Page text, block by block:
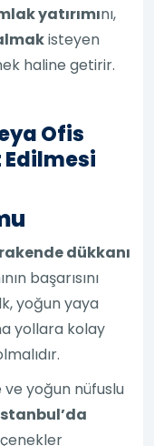
yatırımını,
isteyen
haline getirir.
Ofis
dükkanı
başarısını
yoğun yaya
yollara kolay
yoğun nüfuslu